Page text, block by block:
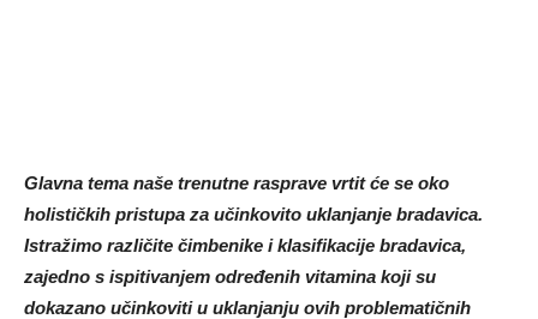
Glavna tema naše trenutne rasprave vrtit će se oko
holističkih pristupa za učinkovito uklanjanje bradavica.
Istražimo različite čimbenike i klasifikacije bradavica,
zajedno s ispitivanjem određenih vitamina koji su
dokazano učinkoviti u uklanjanju ovih problematičnih